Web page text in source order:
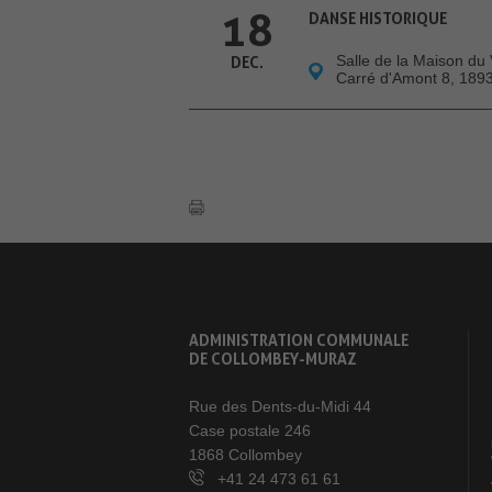
18
DEC.
DANSE HISTORIQUE
Salle de la Maison du
Carré d'Amont 8,
ADMINISTRATION COMMUNALE
DE COLLOMBEY-MURAZ
Rue des Dents-du-Midi 44
Case postale 246
1868 Collombey
+41 24 473 61 61